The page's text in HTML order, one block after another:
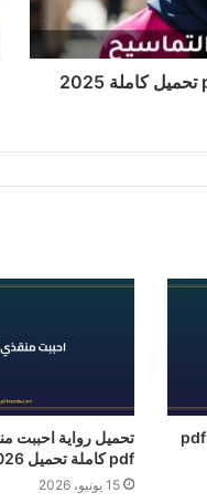
تحميل رواية أُرغمت على عشقك pdf
تحميل رواية احببت
pdf كاملة تحميل 2026
15 يونيو، 2026